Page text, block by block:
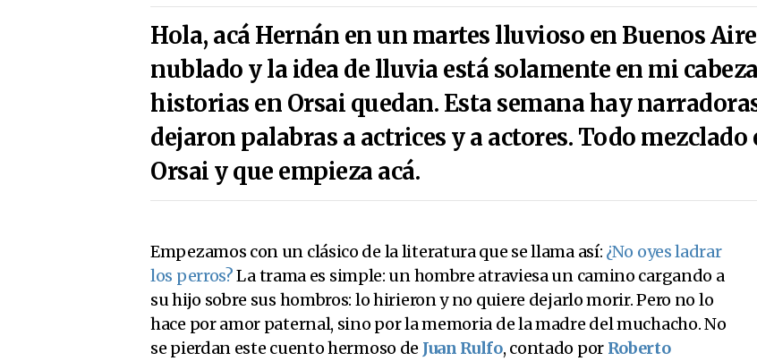
Hola, acá Hernán en un martes lluvioso en Buenos
nublado y la idea de lluvia está solamente en mi
historias en Orsai quedan. Esta semana hay
dejaron palabras a actrices y a actores. Todo
Orsai y que empieza acá.
Empezamos con un clásico de la literatura que se llama así: ¿No oyes ladrar
los perros?La trama es simple: un hombre atraviesa un camino cargando a
su hijo sobre sus hombros: lo hirieron y no quiere dejarlo morir. Pero no lo
hace por amor paternal, sino por la memoria de la madre del muchacho. No
se pierdan este cuento hermoso de Juan Rulfo, contado por Roberto